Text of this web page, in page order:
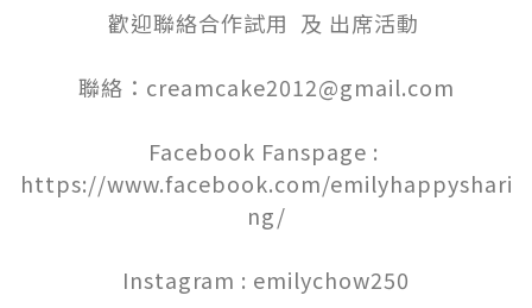
歡迎聯絡合作試用  及 出席活動
聯絡：creamcake2012@gmail.com
Facebook Fanspage :
https://www.facebook.com/emilyhappyshari
ng/
Instagram : emilychow250